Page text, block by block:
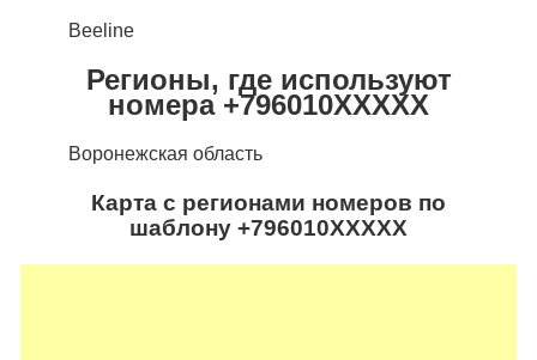
Beeline
Регионы, где используют
номера +796010XXXXX
Воронежская область
Карта с регионами номеров по
шаблону +796010XXXXX